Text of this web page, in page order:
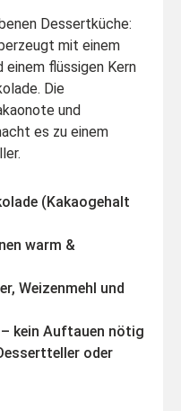
Dessertküche:
mit einem
einem flüssigen Kern
Die
und
es zu einem
(Kakaogehalt
warm &
Weizenmehl und
kein Auftauen nötig
oder